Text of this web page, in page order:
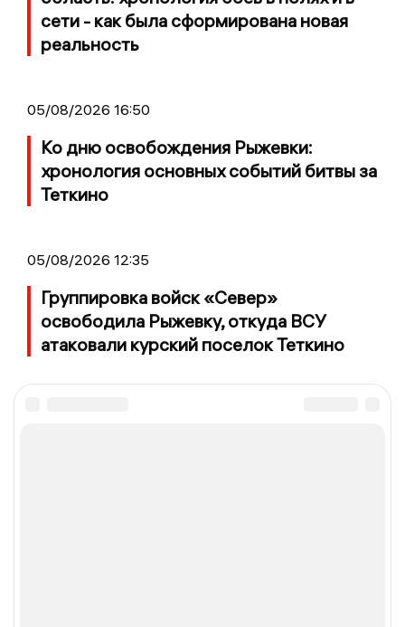
сети - как была сформирована новая
реальность
05/08/2026 16:50
Ко дню освобождения Рыжевки:
хронология основных событий битвы за
Теткино
05/08/2026 12:35
Группировка войск «Север»
освободила Рыжевку, откуда ВСУ
атаковали курский поселок Теткино